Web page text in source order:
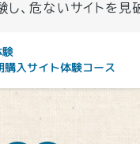
、危ないサイトを見